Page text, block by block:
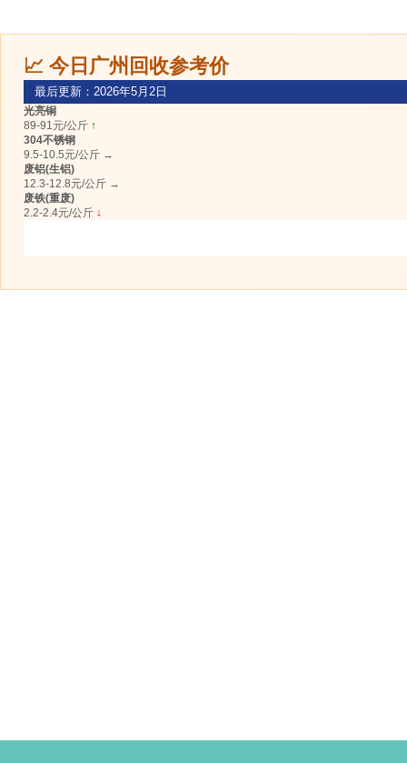
📈 今日广州回收参考价
最后更新：2026年5月2日
光亮铜
89-91元/公斤 ↑
304不锈钢
9.5-10.5元/公斤 →
废铝(生铝)
12.3-12.8元/公斤 →
废铁(重废)
2.2-2.4元/公斤 ↓